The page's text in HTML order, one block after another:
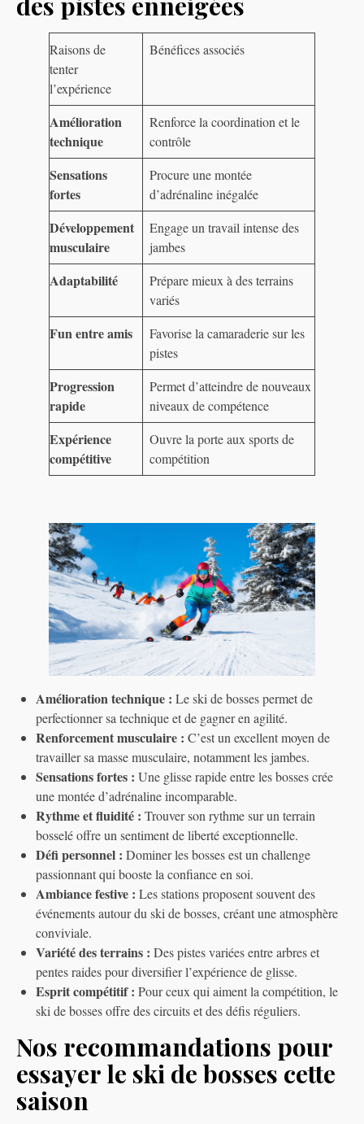
Raisons de
tenter
l’expérience
Bénéfices associés
Amélioration
technique
Renforce la coordination et le
contrôle
Sensations
fortes
Procure une montée
d’adrénaline inégalée
Développement
musculaire
Engage un travail intense des
jambes
Adaptabilité
Prépare mieux à des terrains
variés
Fun entre amis
Favorise la camaraderie sur les
pistes
Progression
rapide
Permet d’atteindre de nouveaux
niveaux de compétence
Expérience
compétitive
Ouvre la porte aux sports de
compétition
Amélioration technique : Le ski de bosses permet de
perfectionner sa technique et de gagner en agilité.
Renforcement musculaire : C’est un excellent moyen de
travailler sa masse musculaire, notamment les jambes.
Sensations fortes : Une glisse rapide entre les bosses crée
une montée d’adrénaline incomparable.
Rythme et fluidité : Trouver son rythme sur un terrain
bosselé offre un sentiment de liberté exceptionnelle.
Défi personnel : Dominer les bosses est un challenge
passionnant qui booste la confiance en soi.
Ambiance festive : Les stations proposent souvent des
événements autour du ski de bosses, créant une atmosphère
conviviale.
Variété des terrains : Des pistes variées entre arbres et
pentes raides pour diversifier l’expérience de glisse.
Esprit compétitif : Pour ceux qui aiment la compétition, le
ski de bosses offre des circuits et des défis réguliers.
Nos recommandations pour
essayer le ski de bosses cette
saison